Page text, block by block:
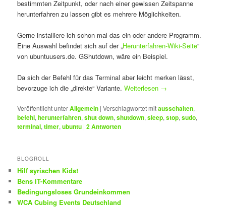
bestimmten Zeitpunkt, oder nach einer gewissen Zeitspanne
herunterfahren zu lassen gibt es mehrere Möglichkeiten.
Gerne installiere ich schon mal das ein oder andere Programm.
Eine Auswahl befindet sich auf der „Herunterfahren-Wiki-Seite“
von ubuntuusers.de. GShutdown, wäre ein Beispiel.
Da sich der Befehl für das Terminal aber leicht merken lässt,
bevorzuge ich die „direkte“ Variante.Weiterlesen →
Veröffentlicht unterAllgemein |Verschlagwortet mitausschalten,
befehl,herunterfahren,shut down,shutdown,sleep,stop,sudo,
terminal,timer,ubuntu |2Antworten
BLOGROLL
Hilf syrischen Kids!
Bens IT-Kommentare
Bedingungsloses Grundeinkommen
WCA Cubing Events Deutschland